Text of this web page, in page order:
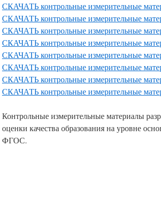
СКАЧАТЬ контрольные измерительные
СКАЧАТЬ контрольные измерительные
СКАЧАТЬ контрольные измерительные
СКАЧАТЬ контрольные измерительные
СКАЧАТЬ контрольные измерительные
СКАЧАТЬ контрольные измерительные
СКАЧАТЬ контрольные измерительные
СКАЧАТЬ контрольные измерительные
Контрольные измерительные материалы
оценки качества образования на уровне
ФГОС.